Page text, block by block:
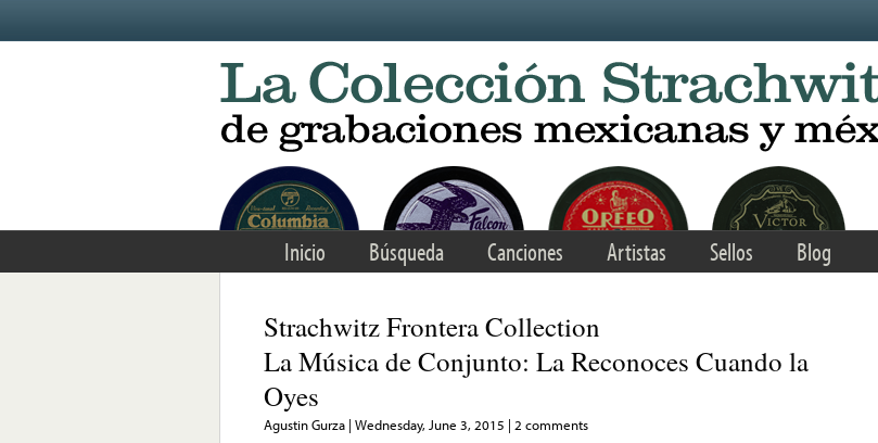
Inicio Búsqueda Canciones Artistas Sellos Blog
Strachwitz Frontera Collection
La Música de Conjunto: La Reconoces Cuando la
Oyes
Agustin Gurza | Wednesday, June 3, 2015 | 2 comments